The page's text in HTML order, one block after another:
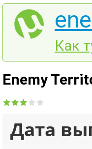
Как
Enemy
Дата